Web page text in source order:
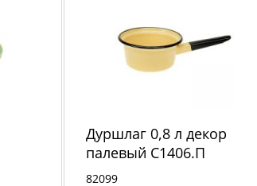
Дуршлаг 0,8 л декор
палевый С1406.П
82099